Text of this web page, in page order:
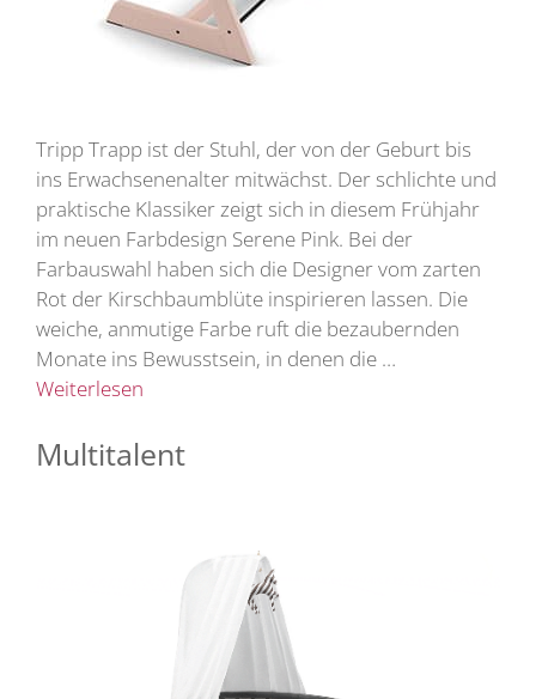
Tripp Trapp ist der Stuhl, der von der Geburt bis
ins Erwachsenenalter mitwächst. Der schlichte und
praktische Klassiker zeigt sich in diesem Frühjahr
im neuen Farbdesign Serene Pink. Bei der
Farbauswahl haben sich die Designer vom zarten
Rot der Kirschbaumblüte inspirieren lassen. Die
weiche, anmutige Farbe ruft die bezaubernden
Monate ins Bewusstsein, in denen die …
Weiterlesen
Multitalent